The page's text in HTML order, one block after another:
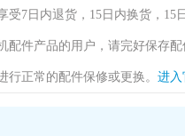
受7日内退货，15日内换货，
配件产品的用户，请完好保存
行正常的配件保修或更换。 进入